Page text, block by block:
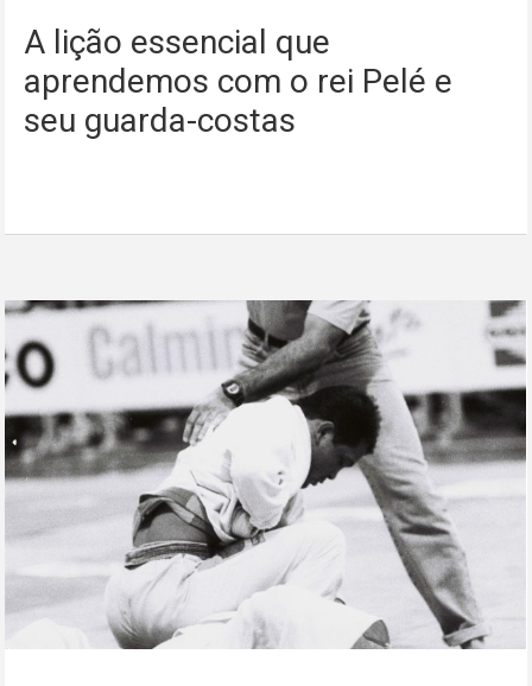
A lição essencial que
aprendemos com o rei Pelé e
seu guarda-costas